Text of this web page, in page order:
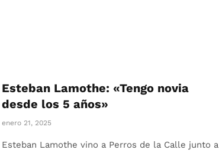
Esteban Lamothe: «Tengo novia
desde los 5 años»
enero 21, 2025
Esteban Lamothe vino a Perros de la Calle junto a